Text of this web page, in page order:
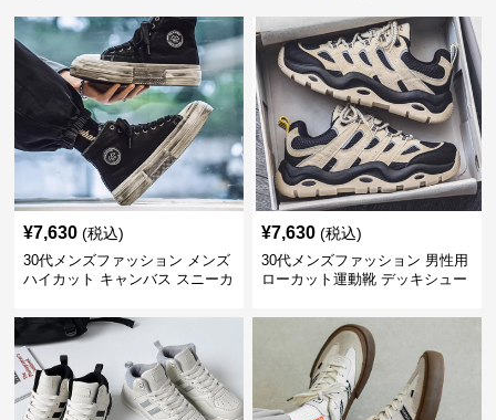
¥7,630 (税込)
30代メンズファッション メンズ
ハイカット キャンバス スニーカ
¥7,630 (税込)
30代メンズファッション 男性用
ローカット運動靴 デッキシュー